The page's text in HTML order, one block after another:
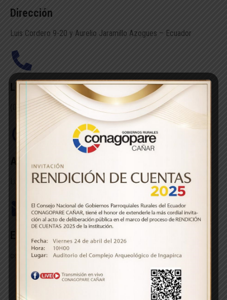
Dirección
Luis Cordero 9-20 y Aurelio Jaramillo Azogues – Ecuador
Llaménos
(07) 224-6799
Atención de
Lunes a viernes de 08h30 a 17h30
Email
conagoparecanar@yahoo.es